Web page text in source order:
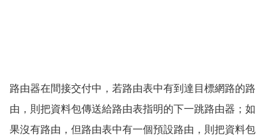
路由器在間接交付中，若路由表中有到達目標網路的路
由，則把資料包傳送給路由表指明的下一跳路由器；如
果沒有路由，但路由表中有一個預設路由，則把資料包